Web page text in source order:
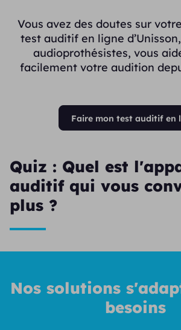
Vous avez des doutes sur
test auditif en ligne
audioprothésistes, vous
facilement votre audition
Faire mon test auditif en
Quiz : Quel est
auditif qui vous
plus ?
Nos solutions
besoins